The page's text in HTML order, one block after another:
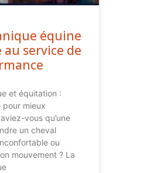
équine
au service de
et équitation :
pour mieux
vous qu’une
un cheval
ou
mouvement ? La